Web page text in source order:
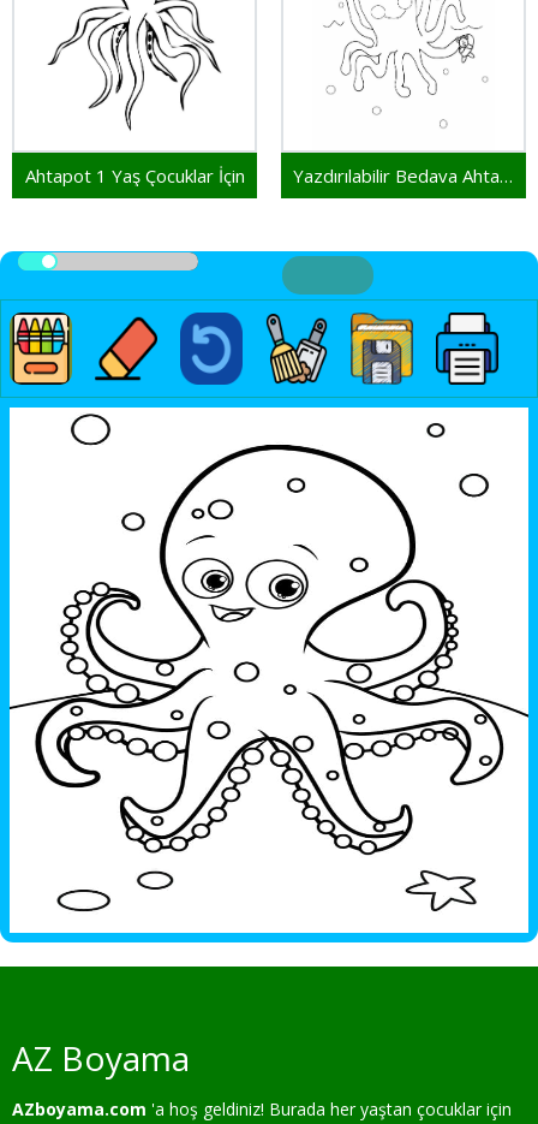
Ahtapot 1 Yaş Çocuklar İçin Yazdırılabilir Bedava Ahtapot
AZ Boyama
AZboyama.com 'a hoş geldiniz! Burada her yaştan çocuklar için